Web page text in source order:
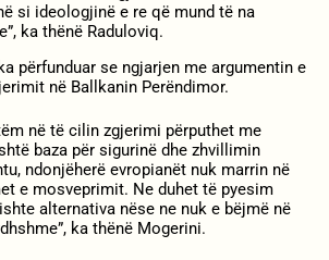
si ideologjinë e re që mund të na
ka thënë Raduloviq.
përfunduar se ngjarjen me argumentin e
në Ballkanin Perëndimor.
në të cilin zgjerimi përputhet me
baza për sigurinë dhe zhvillimin
ndonjëherë evropianët nuk marrin në
e mosveprimit. Ne duhet të pyesim
alternativa nëse ne nuk e bëjmë në
ka thënë Mogerini.